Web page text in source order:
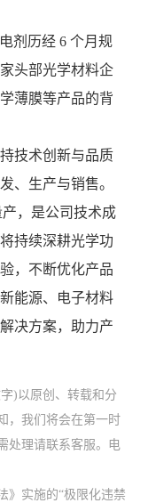
剂历经 6 个月规
头部光学材料企
薄膜等产品的背
技术创新与品质
、生产与销售。
，是公司技术成
持续深耕光学功
，不断优化产品
能源、电子材料
决方案，助力产
)以原创、转载和分
，我们将会在第一时
处理请联系客服。电
》实施的“极限化违禁